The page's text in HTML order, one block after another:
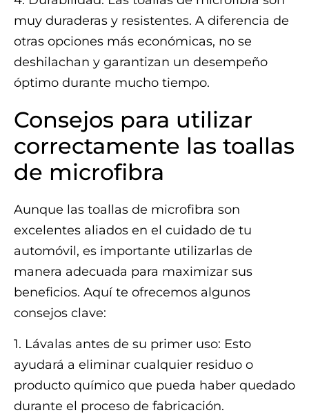
muy duraderas y resistentes. A diferencia de
otras opciones más económicas, no se
deshilachan y garantizan un desempeño
óptimo durante mucho tiempo.
Consejos para utilizar
correctamente las toallas
de microfibra
Aunque las toallas de microfibra son
excelentes aliados en el cuidado de tu
automóvil, es importante utilizarlas de
manera adecuada para maximizar sus
beneficios. Aquí te ofrecemos algunos
consejos clave:
1. Lávalas antes de su primer uso: Esto
ayudará a eliminar cualquier residuo o
producto químico que pueda haber quedado
durante el proceso de fabricación.